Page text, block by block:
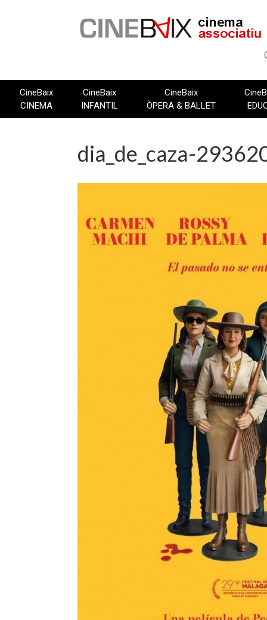
CineBaix
CINEMA
CineBaix
INFANTIL
CineBaix
ÒPERA & BALLET
dia_de_caza-